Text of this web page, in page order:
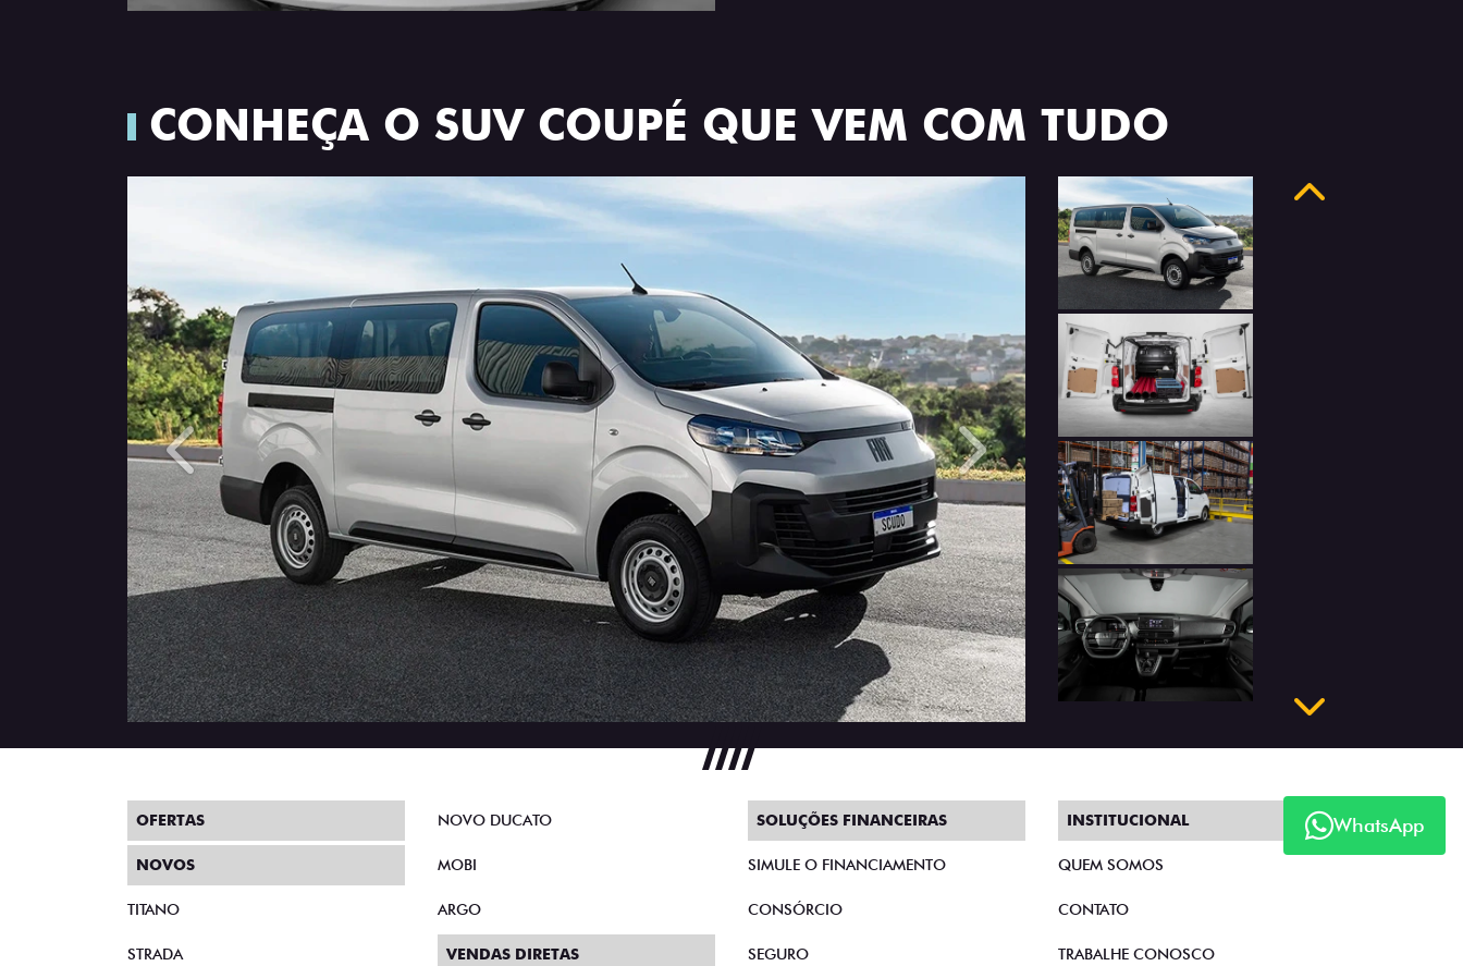
CONHEÇA O SUV COUPÉ QUE VEM COM TUDO
Anterior Próximo
Anterior
WhatsApp
OFERTAS
NOVOS
TITANO
STRADA
NOVO DUCATO
MOBI
ARGO
VENDAS DIRETAS
SOLUÇÕES FINANCEIRAS
SIMULE O FINANCIAMENTO
CONSÓRCIO
SEGURO
INSTITUCIONAL
QUEM SOMOS
CONTATO
TRABALHE CONOSCO